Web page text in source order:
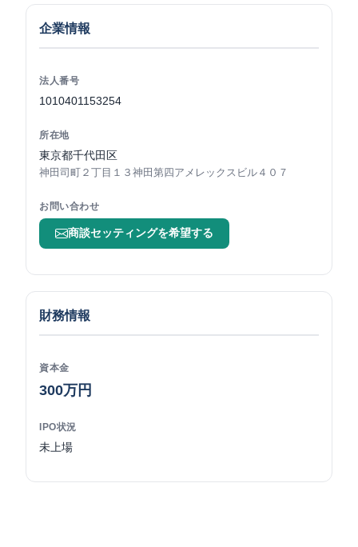
企業情報
法人番号
1010401153254
所在地
東京都千代田区
神田司町２丁目１３神田第四アメレックスビル４０７
お問い合わせ
商談セッティングを希望する
財務情報
資本金
300万円
IPO状況
未上場